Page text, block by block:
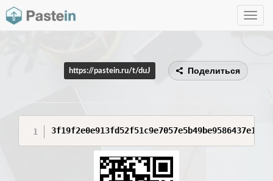
Toggle
https://pastein.ru/t/duJ Поделиться